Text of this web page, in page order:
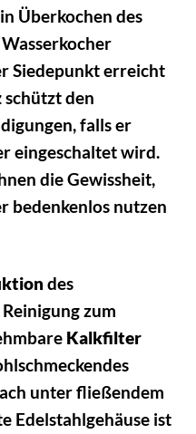
Überkochen des
Siedepunkt erreicht
schützt den
falls er
eingeschaltet wird.
die Gewissheit,
bedenkenlos nutzen
des
zum
Kalkfilter
unter fließendem
Edelstahlgehäuse ist